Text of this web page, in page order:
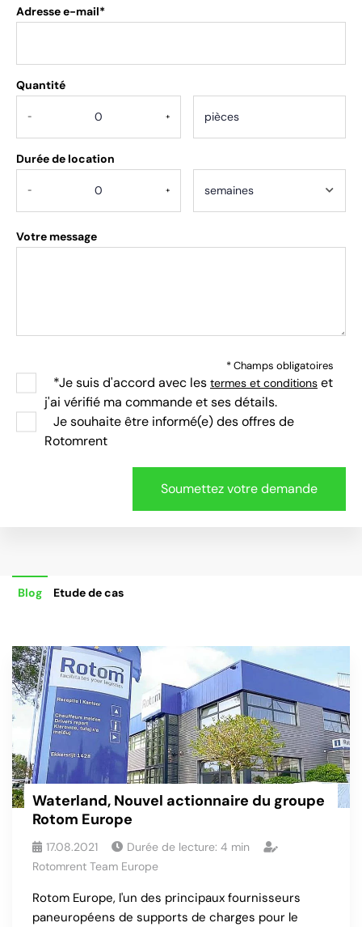
Adresse e-mail*
Quantité
- +
Durée de location
- +
Votre message
* Champs obligatoires
*Je suis d'accord avec les termes et conditions et
j'ai vérifié ma commande et ses détails.
Je souhaite être informé(e) des offres de
Rotomrent
Blog Etude de cas
Waterland, Nouvel actionnaire du groupe
Rotom Europe
17.08.2021 Durée de lecture: 4 min
Rotomrent Team Europe
Rotom Europe, l'un des principaux fournisseurs
paneuropéens de supports de charges pour le